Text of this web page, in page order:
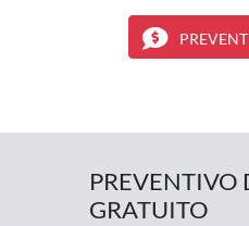
GRATUITO